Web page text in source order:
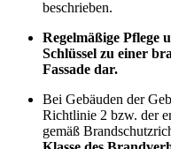
beschrieben.
Regelmäßige Pflege
Schlüssel zu einer
Fassade dar.
Bei Gebäuden der
Richtlinie 2 bzw. der
gemäß